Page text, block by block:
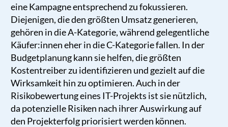
eine Kampagne entsprechend zu fokussieren.
Diejenigen, die den größten Umsatz generieren,
gehören in die A-Kategorie, während gelegentliche
Käufer:innen eher in die C-Kategorie fallen. In der
Budgetplanung kann sie helfen, die größten
Kostentreiber zu identifizieren und gezielt auf die
Wirksamkeit hin zu optimieren. Auch in der
Risikobewertung eines IT-Projekts ist sie nützlich,
da potenzielle Risiken nach ihrer Auswirkung auf
den Projekterfolg priorisiert werden können.